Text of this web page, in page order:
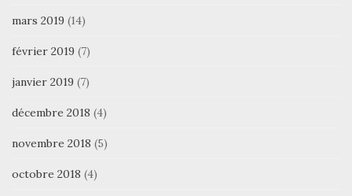
mars 2019 (14)
février 2019 (7)
janvier 2019 (7)
décembre 2018 (4)
novembre 2018 (5)
octobre 2018 (4)